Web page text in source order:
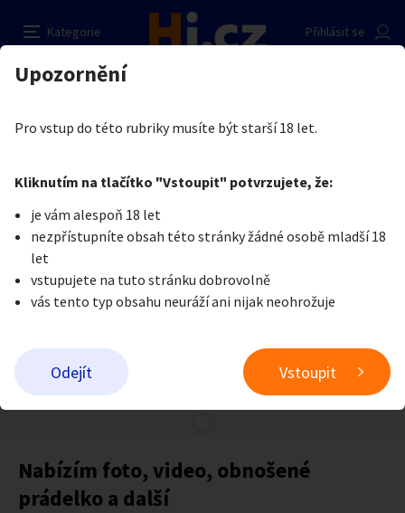
Kategorie
Přihlásit se
Auto-moto
Reality a bydlení Seznamka
Zvířata
Stroje a nářadí PC a elektro Sport a hobby
Sběratelství
Přidat inzerát
Erotika
Je nám líto, ale tenhle inzerát již není aktuální.
Nabízím foto, video, obnošené
prádelko a další
Nabízím foto, video, obnošené prádelko a další
Prodávající
Pošlete uživateli zprávu
Nahlásit inzerát
Upozornění
Pro vstup do této rubriky musíte být starší 18 let.
Kliknutím na tlačítko "Vstoupit" potvrzujete, že:
je vám alespoň 18 let
nezpřístupníte obsah této stránky žádné osobě mladší 18
let
vstupujete na tuto stránku dobrovolně
vás tento typ obsahu neuráží ani nijak neohrožuje
Odejít Vstoupit